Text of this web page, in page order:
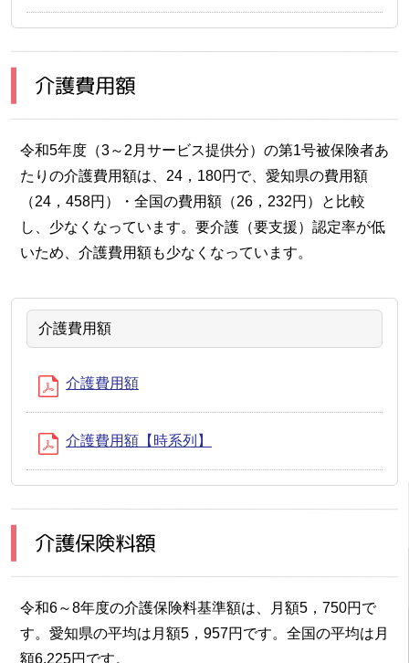
介護費用額
令和5年度（3～2月サービス提供分）の第1号被保険者あ
たりの介護費用額は、24，180円で、愛知県の費用額
（24，458円）・全国の費用額（26，232円）と比較
し、少なくなっています。要介護（要支援）認定率が低
いため、介護費用額も少なくなっています。
介護費用額
介護費用額
介護費用額【時系列】
介護保険料額
令和6～8年度の介護保険料基準額は、月額5，750円で
す。愛知県の平均は月額5，957円です。全国の平均は月
額6,225円です。